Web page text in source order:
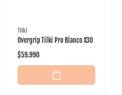
Proveedor:
Tilki
Overgrip Tilki Pro Blanco X30
Precio
habitual
$59.990